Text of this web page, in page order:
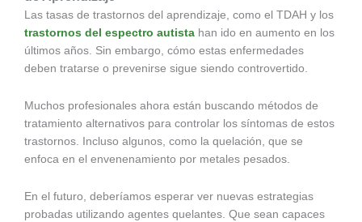
Las tasas de trastornos del aprendizaje, como el TDAH y los
trastornos del espectro autista han ido en aumento en los
últimos años. Sin embargo, cómo estas enfermedades
deben tratarse o prevenirse sigue siendo controvertido.
Muchos profesionales ahora están buscando métodos de
tratamiento alternativos para controlar los síntomas de estos
trastornos. Incluso algunos, como la quelación, que se
enfoca en el envenenamiento por metales pesados.
En el futuro, deberíamos esperar ver nuevas estrategias
probadas utilizando agentes quelantes. Que sean capaces